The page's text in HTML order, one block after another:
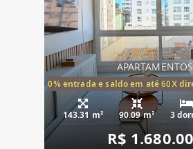
APARTAMENTOS
20% entrada e saldo em até 60X
143.31 m² 90.09 m² 3
R$